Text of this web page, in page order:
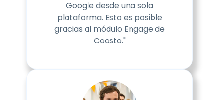
Google desde una sola
plataforma. Esto es posible
gracias al módulo Engage de
Coosto."